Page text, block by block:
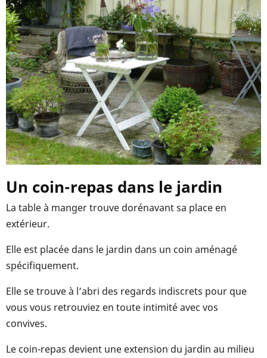
Un coin-repas dans le jardin
La table à manger trouve dorénavant sa place en
extérieur.
Elle est placée dans le jardin dans un coin aménagé
spécifiquement.
Elle se trouve à l’abri des regards indiscrets pour que
vous vous retrouviez en toute intimité avec vos
convives.
Le coin-repas devient une extension du jardin au milieu